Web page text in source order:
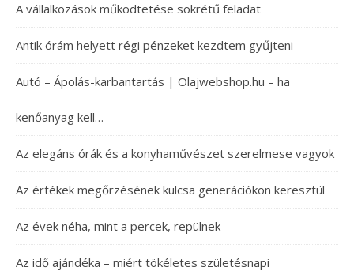
A vállalkozások működtetése sokrétű feladat
Antik órám helyett régi pénzeket kezdtem gyűjteni
Autó – Ápolás-karbantartás | Olajwebshop.hu – ha
kenőanyag kell…
Az elegáns órák és a konyhaművészet szerelmese vagyok
Az értékek megőrzésének kulcsa generációkon keresztül
Az évek néha, mint a percek, repülnek
Az idő ajándéka – miért tökéletes születésnapi